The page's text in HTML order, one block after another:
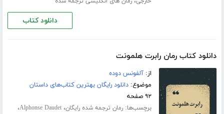
دانلود کتاب
دانلود کتاب رمان رابرت هلمونت
از:آلفونس دوده
موضوع:دانلود رایگان بهترین کتاب‌های داستان
۹۲ صفحه
برچسب‌ها:رمان ترجمه شده رایگان،Alphonse Daudet،